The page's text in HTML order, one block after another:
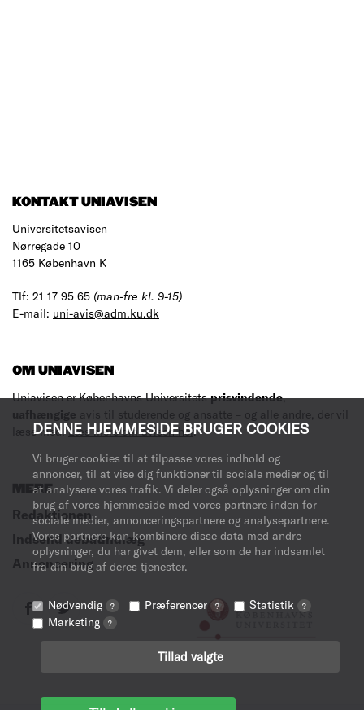
DENNE HJEMMESIDE BRUGER COOKIES
Vi bruger cookies til at tilpasse vores indhold og
annoncer, til at vise dig funktioner til sociale medier og til
at analysere vores trafik. Vi deler også oplysninger om din
brug af vores hjemmeside med vores partnere inden for
sociale medier, annonceringspartnere og analysepartnere.
Vores partnere kan kombinere disse data med andre
oplysninger, du har givet dem, eller som de har indsamlet
fra din brug af deres tjenester.
Nødvendig ? Præferencer ? Statistik ?
Marketing ?
Tillad valgte
KONTAKT UNIAVISEN
Universitetsavisen
Nørregade 10
1165 København K
Tlf: 21 17 95 65 (man-fre kl. 9-15)
E-mail: uni-avis@adm.ku.dk
OM UNIAVISEN
Uniavisen er Københavns Universitetsprisvindende,
uafhængige avis til studerende og ansatte – og alle andre, der vil
læse med.Læs mere om avisen her.
MERE
Redaktionen
Indsend debatindlæg
Annoncering